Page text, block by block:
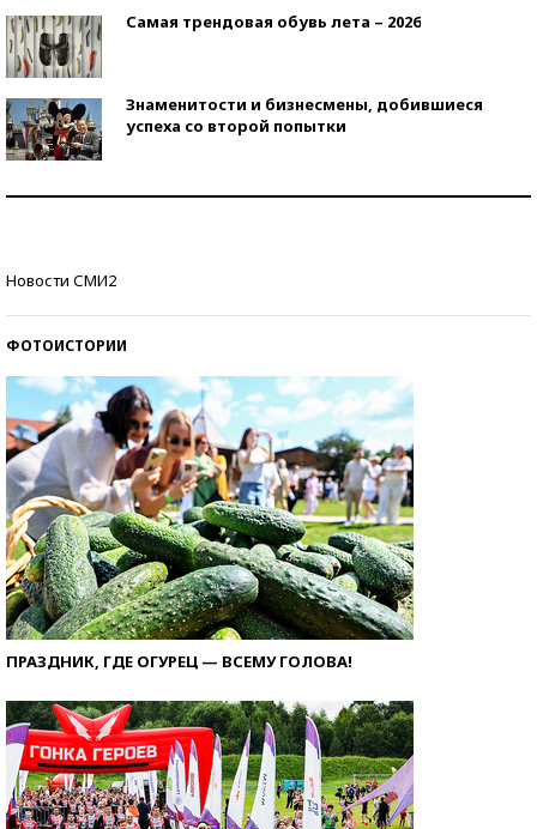
Самая трендовая обувь лета – 2026
Знаменитости и бизнесмены, добившиеся
успеха со второй попытки
Новости СМИ2
ФОТОИСТОРИИ
ПРАЗДНИК, ГДЕ ОГУРЕЦ — ВСЕМУ ГОЛОВА!